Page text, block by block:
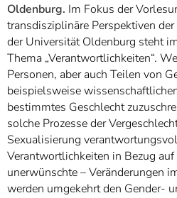
Oldenburg. Im Fokus der
transdisziplinäre Perspektiven
der Universität Oldenburg steht
Thema „Verantwortlichkeiten“.
Personen, aber auch Teilen von
beispielsweise
bestimmtes Geschlecht
solche Prozesse der
Sexualisierung
Verantwortlichkeiten in Bezug
unerwünschte – Veränderungen
werden umgekehrt den Gender-